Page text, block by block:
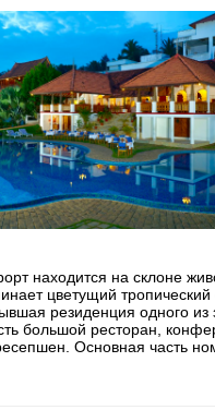
находится на склоне
цветущий
резиденция одного из
большой ресторан,
Основная часть